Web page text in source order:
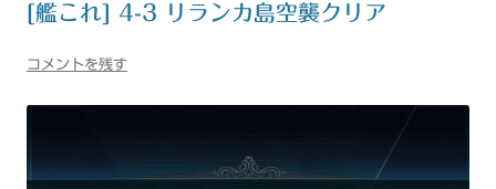
[艦これ] 4-3 リランカ島空襲クリア
コメントを残す